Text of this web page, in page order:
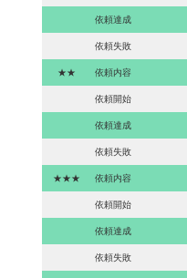
依頼達成
依頼失敗
★★ 依頼内容
依頼開始
依頼達成
依頼失敗
★★★ 依頼内容
依頼開始
依頼達成
依頼失敗